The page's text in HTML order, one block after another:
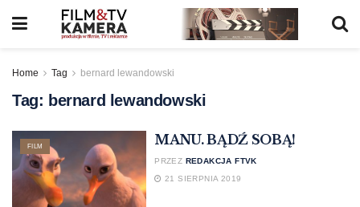
Home Tag bernard lewandowski
Tag: bernard lewandowski
FILM MANU. BĄDŹ SOBĄ!
PRZEZ REDAKCJA FTVK
21 SIERPNIA 2019